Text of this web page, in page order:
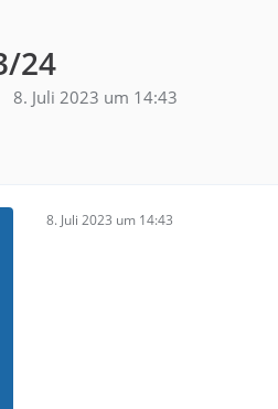
24
8. Juli 2023 um 14:43
8. Juli 2023 um 14:43